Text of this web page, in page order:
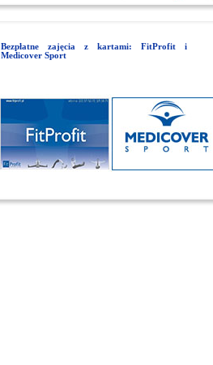
Bezpłatne zajęcia z kartami: FitProfit i
Medicover Sport